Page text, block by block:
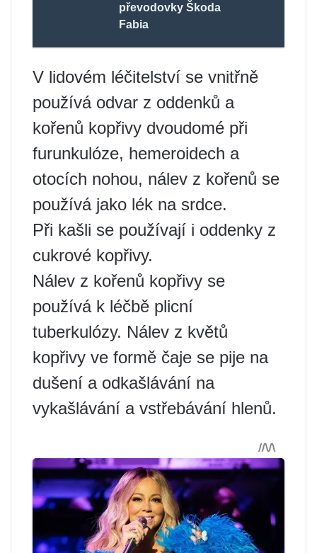
převodovky Škoda
Fabia
V lidovém léčitelství se vnitřně
používá odvar z oddenků a
kořenů kopřivy dvoudomé při
furunkulóze, hemeroidech a
otocích nohou, nálev z kořenů se
používá jako lék na srdce.
Při kašli se používají i oddenky z
cukrové kopřivy.
Nálev z kořenů kopřivy se
používá k léčbě plicní
tuberkulózy. Nálev z květů
kopřivy ve formě čaje se pije na
dušení a odkašlávání na
vykašlávání a vstřebávání hlenů.